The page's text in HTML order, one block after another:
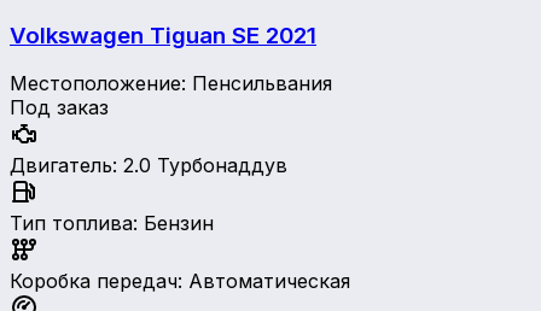
Volkswagen Tiguan SE 2021
Местоположение: Пенсильвания
Под заказ
Двигатель: 2.0 Турбонаддув
Тип топлива: Бензин
Коробка передач: Автоматическая